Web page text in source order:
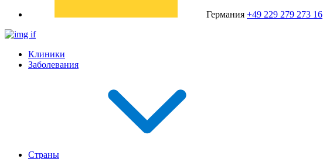
Германия +49 229 279 273 16
Клиники
Заболевания
Страны